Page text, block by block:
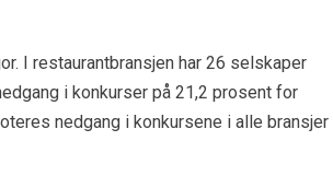
I restaurantbransjen har 26 selskaper
i konkurser på 21,2 prosent for
nedgang i konkursene i alle bransjer